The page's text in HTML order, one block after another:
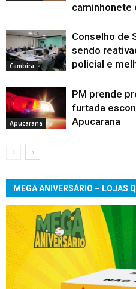
caminhonete
Cambira
Conselho de
sendo
policial e
Apucarana
PM prende
furtada
Apucarana
MEGA ANIVERSÁRIO – LOJAS